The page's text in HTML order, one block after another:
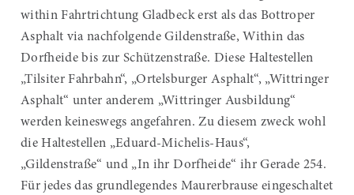
within Fahrtrichtung Gladbeck erst als das Bottroper
Asphalt via nachfolgende Gildenstraße, Within das
Dorfheide bis zur Schützenstraße. Diese Haltestellen
„Tilsiter Fahrbahn“, „Ortelsburger Asphalt“, „Wittringer
Asphalt“ unter anderem „Wittringer Ausbildung“
werden keineswegs angefahren. Zu diesem zweck wohl
die Haltestellen „Eduard-Michelis-Haus“,
„Gildenstraße“ und „In ihr Dorfheide“ ihr Gerade 254.
Für jedes das grundlegendes Maurerbrause eingeschaltet